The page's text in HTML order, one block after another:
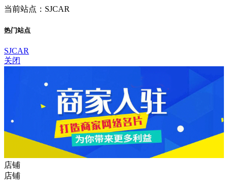
当前站点：SJCAR
热门站点
SJCAR
关闭
店铺
店铺